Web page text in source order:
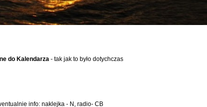
do Kalendarza - tak jak to było dotychczas
info: naklejka - N, radio- CB